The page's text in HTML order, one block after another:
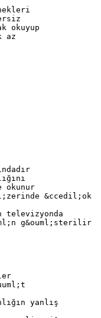
okuyup
az
&ccedil;ok
g&ouml;sterilir
yanlış